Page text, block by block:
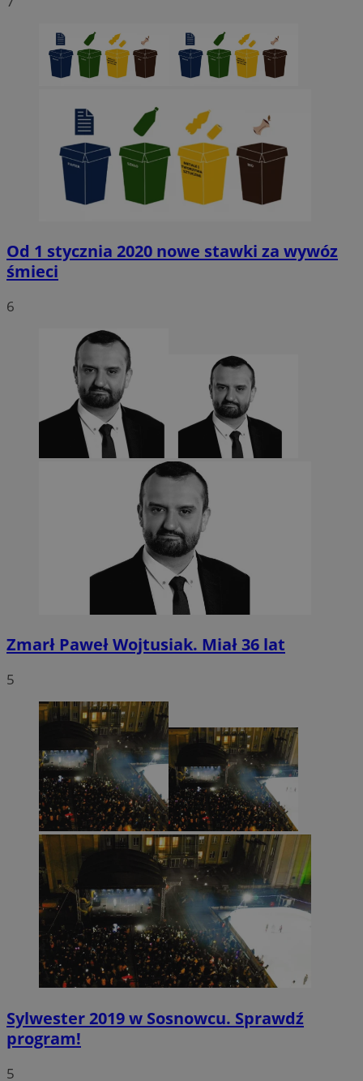
Od 1 stycznia 2020 nowe stawki za wywóz
śmieci
6
Zmarł Paweł Wojtusiak. Miał 36 lat
5
Sylwester 2019 w Sosnowcu. Sprawdź
program!
5
Niezbędne Wydajność
Niesklasyfikowane
Niezbędne pliki cookie umożliwiają korzystanie z podstawowych
kontem. Bez niezbędnych plików cookie nie można prawidłowo
ze strony internetowej.
Nazwa
Provider/
Domena
SessID
sosnowiecki.pl
.rfihub.com
VISITOR_PRIVACY_METADATA
CookieScriptConsent
CookieScript
sosnowiecki.pl
4 tygodnie 2
Google Privacy Policy